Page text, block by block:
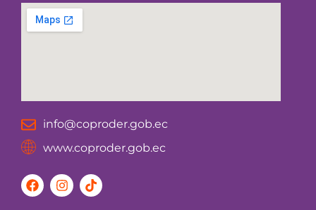
info@coproder.gob.ec
www.coproder.gob.ec
F
a
I
n
T
i